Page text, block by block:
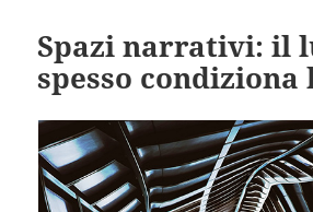
Spazi narrativi: il
spesso